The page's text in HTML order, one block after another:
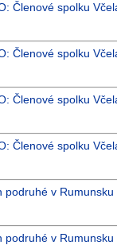
Členové spolku
Členové spolku
Členové spolku
Členové spolku
podruhé v
podruhé v